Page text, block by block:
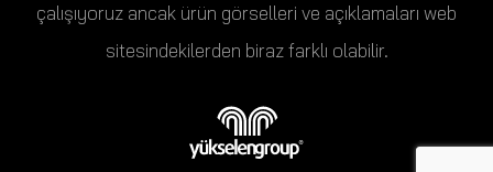
çalışıyoruz ancak ürün görselleri ve açıklamaları web
sitesindekilerden biraz farklı olabilir.